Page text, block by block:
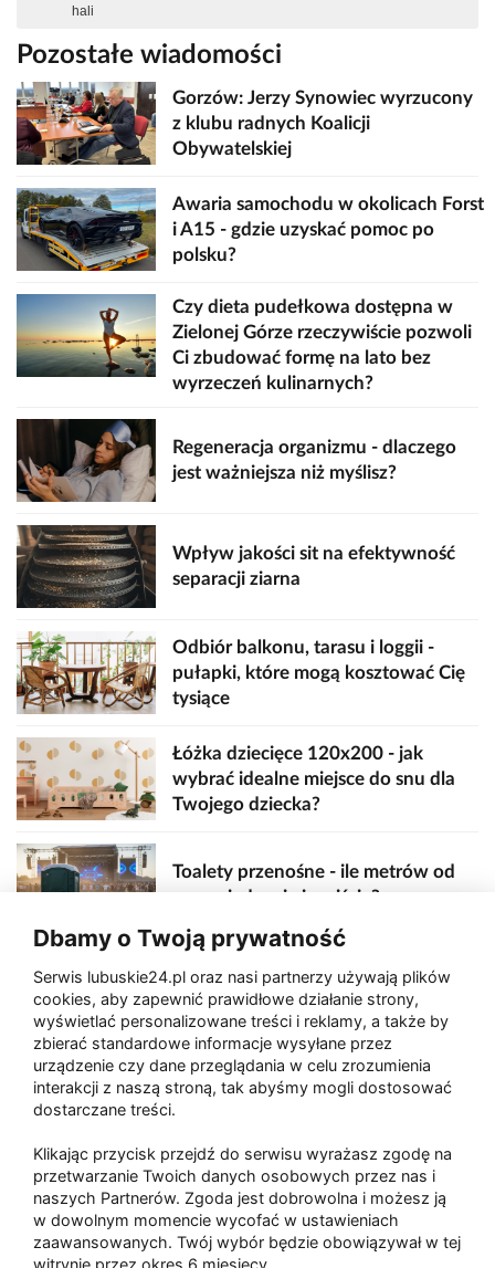
hali
Pozostałe wiadomości
Gorzów: Jerzy Synowiec wyrzucony
z klubu radnych Koalicji
Obywatelskiej
Awaria samochodu w okolicach Forst
i A15 - gdzie uzyskać pomoc po
polsku?
Czy dieta pudełkowa dostępna w
Zielonej Górze rzeczywiście pozwoli
Ci zbudować formę na lato bez
wyrzeczeń kulinarnych?
Regeneracja organizmu - dlaczego
jest ważniejsza niż myślisz?
Wpływ jakości sit na efektywność
separacji ziarna
Odbiór balkonu, tarasu i loggii -
pułapki, które mogą kosztować Cię
tysiące
Łóżka dziecięce 120x200 - jak
wybrać idealne miejsce do snu dla
Twojego dziecka?
Toalety przenośne - ile metrów od
sceny, jedzenia i wejścia?
Zaatakował seniora na "kwadracie"
Akcja po pożarze w Gorzowie.
Ruszyła rozbiórka ściany spalonej
Paliwa
Raport Dodaj raport
Sport
Dbamy o Twoją prywatność
Serwis lubuskie24.pl oraz nasi partnerzy używają plików
cookies, aby zapewnić prawidłowe działanie strony,
wyświetlać personalizowane treści i reklamy, a także by
zbierać standardowe informacje wysyłane przez
urządzenie czy dane przeglądania w celu zrozumienia
interakcji z naszą stroną, tak abyśmy mogli dostosować
dostarczane treści.
Klikając przycisk przejdź do serwisu wyrażasz zgodę na
przetwarzanie Twoich danych osobowych przez nas i
naszych Partnerów. Zgoda jest dobrowolna i możesz ją
w dowolnym momencie wycofać w ustawieniach
zaawansowanych. Twój wybór będzie obowiązywał w tej
witrynie przez okres 6 miesięcy.